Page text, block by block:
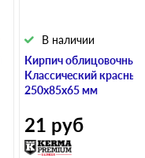
Кирпич облицовочный
Классический красный
250х85х65 мм
В наличии
21 руб